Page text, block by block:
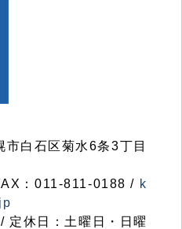
白石区菊水6条3丁目
：011-811-0188 / k
休日：土曜日・日曜